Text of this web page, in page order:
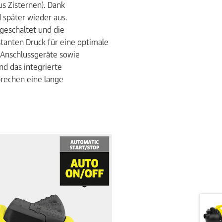
Zisternen). Dank
wieder aus.
und die
Druck für eine optimale
sowie
das integrierte
eine lange